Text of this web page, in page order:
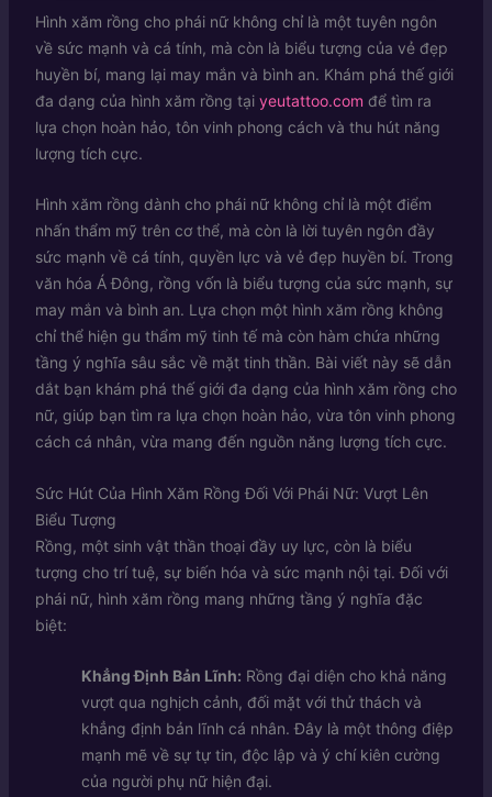
Hình xăm rồng cho phái nữ không chỉ là một tuyên ngôn
về sức mạnh và cá tính, mà còn là biểu tượng của vẻ đẹp
huyền bí, mang lại may mắn và bình an. Khám phá thế giới
đa dạng của hình xăm rồng tại yeutattoo.com để tìm ra
lựa chọn hoàn hảo, tôn vinh phong cách và thu hút năng
lượng tích cực.
Hình xăm rồng dành cho phái nữ không chỉ là một điểm
nhấn thẩm mỹ trên cơ thể, mà còn là lời tuyên ngôn đầy
sức mạnh về cá tính, quyền lực và vẻ đẹp huyền bí. Trong
văn hóa Á Đông, rồng vốn là biểu tượng của sức mạnh, sự
may mắn và bình an. Lựa chọn một hình xăm rồng không
chỉ thể hiện gu thẩm mỹ tinh tế mà còn hàm chứa những
tầng ý nghĩa sâu sắc về mặt tinh thần. Bài viết này sẽ dẫn
dắt bạn khám phá thế giới đa dạng của hình xăm rồng cho
nữ, giúp bạn tìm ra lựa chọn hoàn hảo, vừa tôn vinh phong
cách cá nhân, vừa mang đến nguồn năng lượng tích cực.
Sức Hút Của Hình Xăm Rồng Đối Với Phái Nữ: Vượt Lên
Biểu Tượng
Rồng, một sinh vật thần thoại đầy uy lực, còn là biểu
tượng cho trí tuệ, sự biến hóa và sức mạnh nội tại. Đối với
phái nữ, hình xăm rồng mang những tầng ý nghĩa đặc
biệt:
Khẳng Định Bản Lĩnh: Rồng đại diện cho khả năng
vượt qua nghịch cảnh, đối mặt với thử thách và
khẳng định bản lĩnh cá nhân. Đây là một thông điệp
mạnh mẽ về sự tự tin, độc lập và ý chí kiên cường
của người phụ nữ hiện đại.